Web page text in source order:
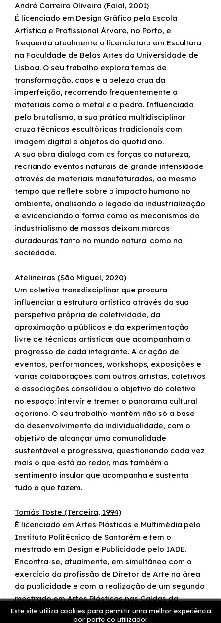
Este site utiliza cookies para permitir uma melhor experiência
por parte do utilizador.
André Carreiro Oliveira (Faial, 2001)
É licenciado em Design Gráfico pela Escola
Artística e Profissional Árvore, no Porto, e
frequenta atualmente a licenciatura em Escultura
na Faculdade de Belas Artes da Universidade de
Lisboa. O seu trabalho explora temas de
transformação, caos e a beleza crua da
imperfeição, recorrendo frequentemente a
materiais como o metal e a pedra. Influenciada
pelo brutalismo, a sua prática multidisciplinar
cruza técnicas escultóricas tradicionais com
imagem digital e objetos do quotidiano.
A sua obra dialoga com as forças da natureza,
recriando eventos naturais de grande intensidade
através de materiais manufaturados, ao mesmo
tempo que reflete sobre o impacto humano no
ambiente, analisando o legado da industrialização
e evidenciando a forma como os mecanismos do
industrialismo de massas deixam marcas
duradouras tanto no mundo natural como na
sociedade.
Atelineiras (São Miguel, 2020)
Um coletivo transdisciplinar que procura
influenciar a estrutura artística através da sua
perspetiva própria de coletividade, da
aproximação a públicos e da experimentação
livre de técnicas artísticas que acompanham o
progresso de cada integrante. A criação de
eventos, performances, workshops, exposições e
várias colaborações com outros artistas, coletivos
e associações consolidou o objetivo do coletivo
no espaço: intervir e tremer o panorama cultural
açoriano. O seu trabalho mantém não só a base
do desenvolvimento da individualidade, com o
objetivo de alcançar uma comunalidade
sustentável e progressiva, questionando cada vez
mais o que está ao redor, mas também o
sentimento insular que acompanha e sustenta
tudo o que fazem.
Tomás Toste (Terceira, 1994)
É licenciado em Artes Plásticas e Multimédia pelo
Instituto Politécnico de Santarém e tem o
mestrado em Design e Publicidade pelo IADE.
Encontra-se, atualmente, em simultâneo com o
exercício da profissão de Diretor de Arte na área
da publicidade e com a realização de um segundo
mestrado em Artes Plásticas nas Caldas da
Rainha. A sua produção mais recente centra-se na